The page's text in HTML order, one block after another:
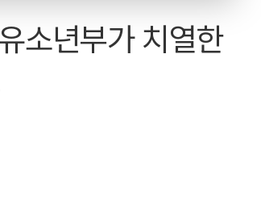
소년부가 치열한